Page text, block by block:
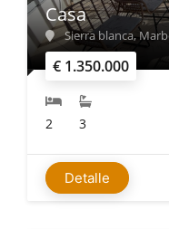
€ 1.350.000
Casa
Sierra blanca,
2 3
Detalle